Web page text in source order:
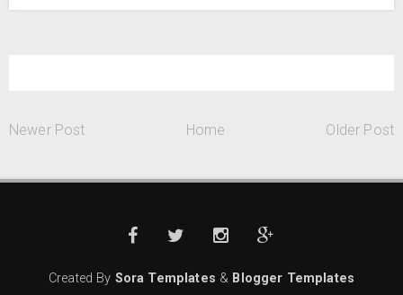
Newer Post Home Older Post
Created By Sora Templates & Blogger Templates